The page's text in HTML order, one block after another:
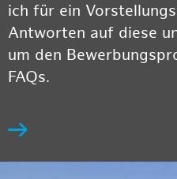
ich für ein
Antworten auf diese
um den
FAQs.